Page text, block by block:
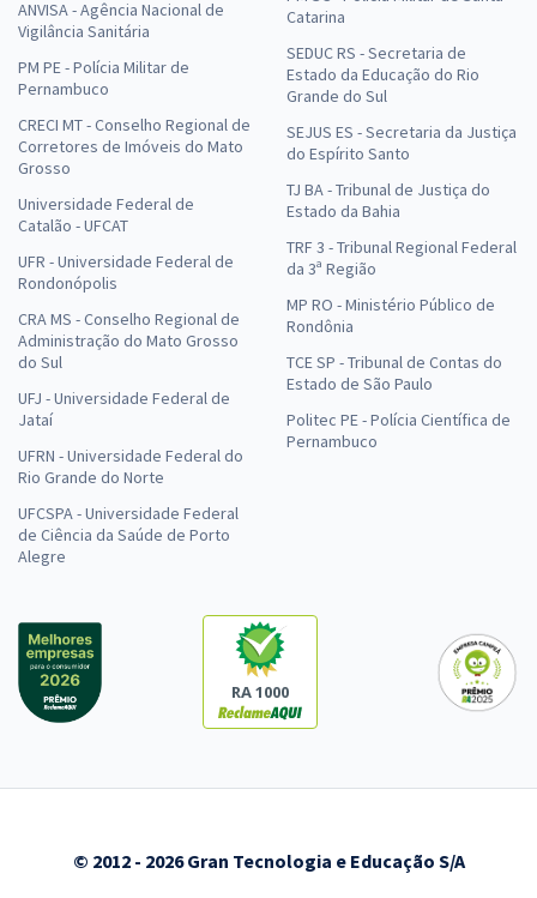
ANVISA - Agência Nacional de
Vigilância Sanitária
PM PE - Polícia Militar de
Pernambuco
CRECI MT - Conselho Regional de
Corretores de Imóveis do Mato
Grosso
Universidade Federal de
Catalão - UFCAT
UFR - Universidade Federal de
Rondonópolis
CRA MS - Conselho Regional de
Administração do Mato Grosso
do Sul
UFJ - Universidade Federal de
Jataí
UFRN - Universidade Federal do
Rio Grande do Norte
UFCSPA - Universidade Federal
de Ciência da Saúde de Porto
Alegre
Catarina
SEDUC RS - Secretaria de
Estado da Educação do Rio
Grande do Sul
SEJUS ES - Secretaria da Justiça
do Espírito Santo
TJ BA - Tribunal de Justiça do
Estado da Bahia
TRF 3 - Tribunal Regional Federal
da 3ª Região
MP RO - Ministério Público de
Rondônia
TCE SP - Tribunal de Contas do
Estado de São Paulo
Politec PE - Polícia Científica de
Pernambuco
RA 1000
© 2012 - 2026 Gran Tecnologia e Educação S/A